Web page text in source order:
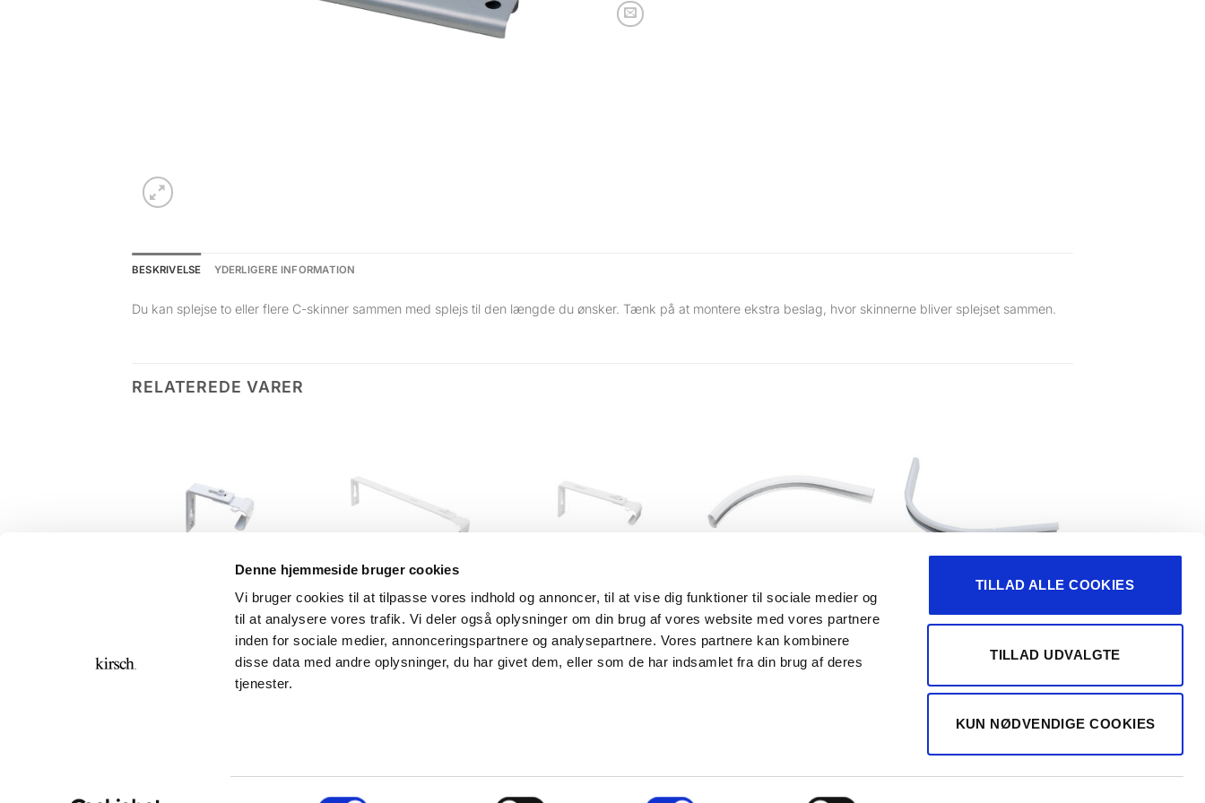
Denne hjemmeside bruger cookies
Vi bruger cookies til at tilpasse vores indhold og annoncer, til at vise dig funktioner til sociale medier og
til at analysere vores trafik. Vi deler også oplysninger om din brug af vores website med vores partnere
inden for sociale medier, annonceringspartnere og analysepartnere. Vores partnere kan kombinere
disse data med andre oplysninger, du har givet dem, eller som de har indsamlet fra din brug af deres
tjenester.
Samtykkevalg
TILLAD ALLE COOKIES
TILLAD UDVALGTE
KUN NØDVENDIGE COOKIES
BESKRIVELSE YDERLIGERE INFORMATION
Du kan splejse to eller flere C-skinner sammen med splejs til den længde du ønsker. Tænk på at montere ekstra beslag, hvor skinnerne bliver splejset sammen.
RELATEREDE VARER
C-SKINNE
Vinkel 5 cm
C-SKINNE
Vinkel 20 cm
C-SKINNE
Vinkel 10 cm
C-SKINNE
Hjørne 90° Hjørne 90°
Handelsbetingelser